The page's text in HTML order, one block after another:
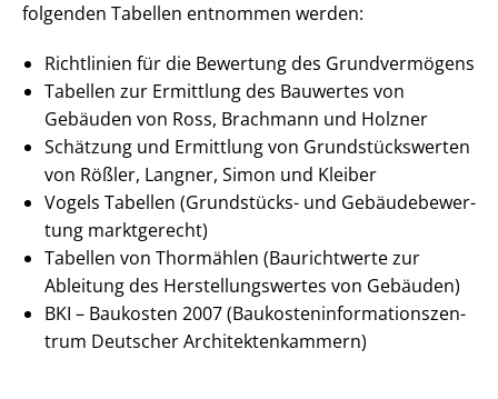
folgenden Tabellen entnommen werden:
Richtlinien für die Bewertung des Grundvermögens
Tabellen zur Ermittlung des Bauwertes von
Gebäuden von Ross, Brachmann und Holzner
Schätzung und Ermittlung von Grund­stücks­wer­ten
von Rößler, Langner, Simon und Kleiber
Vogels Tabellen (Grundstücks- und Ge­bäu­de­be­wer­
tung marktgerecht)
Tabellen von Thormählen (Baurichtwerte zur
Ableitung des Her­stel­lungs­wer­tes von Gebäuden)
BKI – Baukosten 2007 (Bau­kos­ten­in­for­ma­ti­ons­zen­
trum Deutscher Ar­chi­tek­ten­kam­mern)